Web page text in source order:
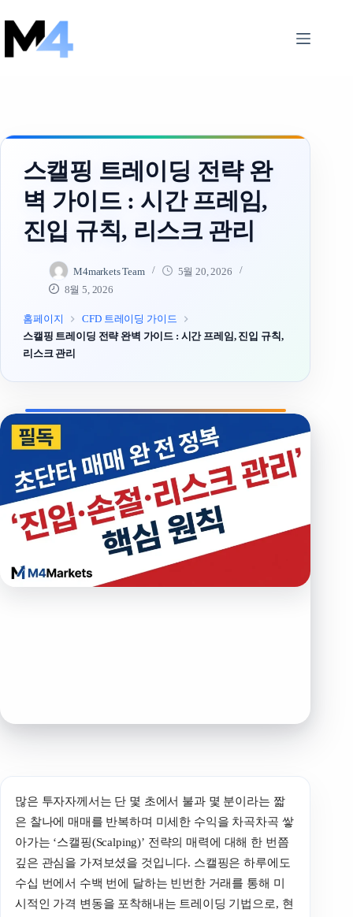
content
스캘핑 트레이딩 전략 완
벽 가이드 : 시간 프레임,
진입 규칙, 리스크 관리
M4markets Team
5월 20, 2026
8월 5, 2026
홈페이지
CFD 트레이딩 가이드
스캘핑 트레이딩 전략 완벽 가이드 : 시간 프레임, 진입 규칙,
리스크 관리
많은 투자자께서는 단 몇 초에서 불과 몇 분이라는 짧
은 찰나에 매매를 반복하며 미세한 수익을 차곡차곡 쌓
아가는 ‘스캘핑(Scalping)’ 전략의 매력에 대해 한 번쯤
깊은 관심을 가져보셨을 것입니다. 스캘핑은 하루에도
수십 번에서 수백 번에 달하는 빈번한 거래를 통해 미
시적인 가격 변동을 포착해내는 트레이딩 기법으로, 현